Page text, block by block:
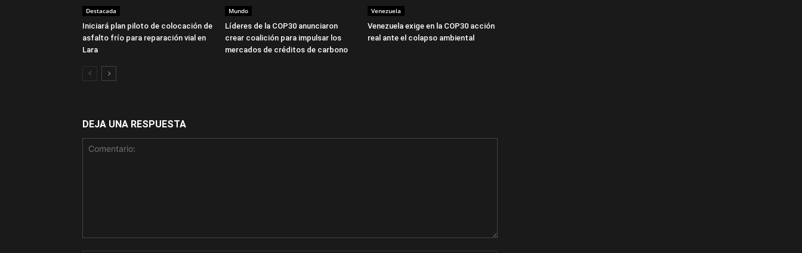
Destacada
Iniciará plan piloto de colocación de
asfalto frío para reparación vial en
Lara
Mundo
Líderes de la COP30 anunciaron
crear coalición para impulsar los
mercados de créditos de carbono
Venezuela
Venezuela exige en la COP30 acción
real ante el colapso ambiental
DEJA UNA RESPUESTA